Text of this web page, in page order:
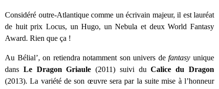
NUMÉRIQUE
Romans et recueils
Nouvelles
Considéré outre-Atlantique comme un écrivain majeur, il est lauréat
de huit prix Locus, un Hugo, un Nebula et deux World Fantasy
Award. Rien que ça !
Au Bélial’, on retiendra notamment son univers de fantasy unique
dans Le Dragon Griaule (2011) suivi du Calice du Dragon
(2013). La variété de son œuvre sera par la suite mise à l’honneur